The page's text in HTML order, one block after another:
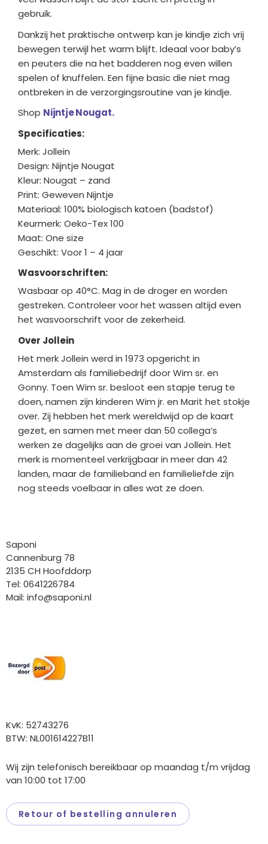
gebruik.
Dankzij het praktische ontwerp kan je kindje zich vrij
bewegen terwijl het warm blijft. Ideaal voor baby’s
en peuters die na het badderen nog even willen
spelen of knuffelen. Een fijne basic die niet mag
ontbreken in de verzorgingsroutine van je kindje.
Shop Nijntje Nougat.
Specificaties:
Merk: Jollein
Design: Nijntje Nougat
Kleur: Nougat – zand
Print: Geweven Nijntje
Materiaal: 100% biologisch katoen (badstof)
Keurmerk: Oeko-Tex 100
Maat: One size
Geschikt: Voor 1 – 4 jaar
Wasvoorschriften:
Wasbaar op 40°C. Mag in de droger en worden
gestreken. Controleer voor het wassen altijd even
het wasvoorschrift voor de zekerheid.
Over Jollein
Het merk Jollein werd in 1973 opgericht in
Amsterdam als familiebedrijf door Wim sr. en
Gonny. Toen Wim sr. besloot een stapje terug te
doen, namen zijn kinderen Wim jr. en Marit het stokje
over. Zij hebben het merk wereldwijd op de kaart
gezet, en samen met meer dan 50 collega’s
werken ze dagelijks aan de groei van Jollein. Het
merk is momenteel verkrijgbaar in meer dan 42
landen, maar de familieband en familieliefde zijn
nog steeds voelbaar in alles wat ze doen.
Saponi
Cannenburg 78
2135 CH Hoofddorp
Tel: 0641226784
Mail: info@saponi.nl
KvK: 52743276
BTW: NL001614227B11
Wij zijn telefonisch bereikbaar op maandag t/m vrijdag
van 10:00 tot 17:00
Retour of bestelling annuleren